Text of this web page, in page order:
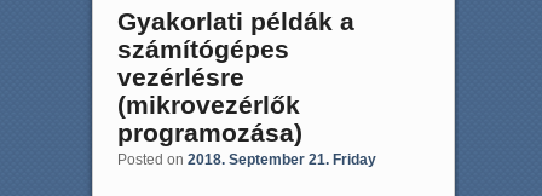
Gyakorlati példák a
számítógépes
vezérlésre
(mikrovezérlők
programozása)
Posted on 2018. September 21. Friday